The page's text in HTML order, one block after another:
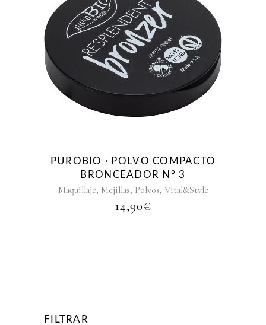
PUROBIO · POLVO COMPACTO
BRONCEADOR Nº 3
Maquillaje, Mejillas, Polvos, Vital&Style
14,90€
FILTRAR